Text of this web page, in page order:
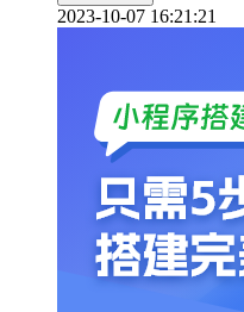
2023-10-07 16:21:21